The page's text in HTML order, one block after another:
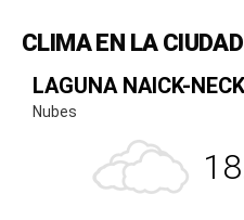
CLIMA EN LA CIUDAD
LAGUNA NAICK-NECK
Nubes